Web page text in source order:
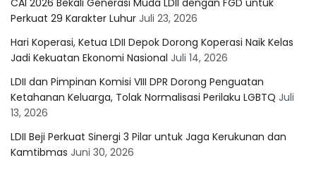
CAI 2026 Bekali Generasi Muda LDII dengan FGD untuk
Perkuat 29 Karakter Luhur Juli 23, 2026
Hari Koperasi, Ketua LDII Depok Dorong Koperasi Naik Kelas
Jadi Kekuatan Ekonomi Nasional Juli 14, 2026
LDII dan Pimpinan Komisi VIII DPR Dorong Penguatan
Ketahanan Keluarga, Tolak Normalisasi Perilaku LGBTQ Juli
13, 2026
LDII Beji Perkuat Sinergi 3 Pilar untuk Jaga Kerukunan dan
Kamtibmas Juni 30, 2026